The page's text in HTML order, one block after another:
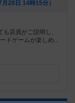
28日 14時15分）
店員がご説明し、
ドゲームが楽しめ...